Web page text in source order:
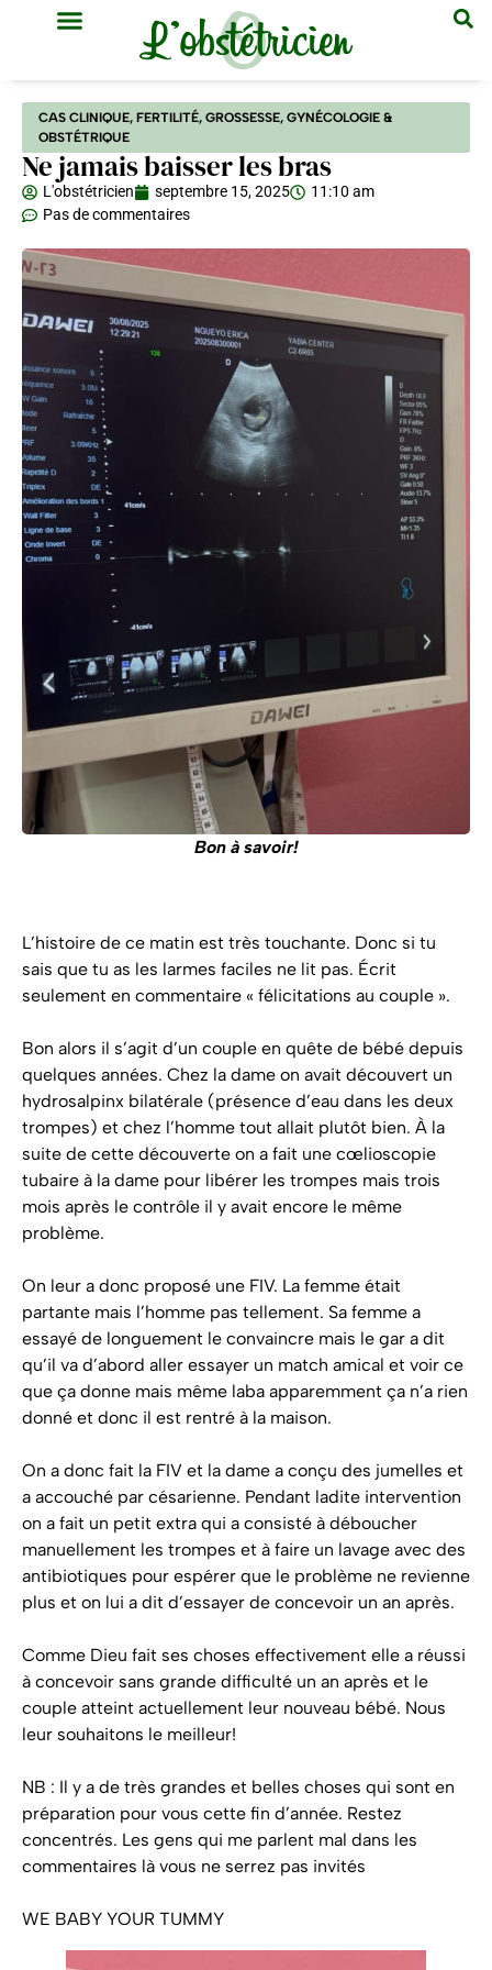
CAS CLINIQUE, FERTILITÉ, GROSSESSE, GYNÉCOLOGIE &
OBSTÉTRIQUE
Ne jamais baisser les bras
L'obstétricien septembre 15, 2025
11:10 am
Pas de commentaires
Bon à savoir!
L’histoire de ce matin est très touchante. Donc si tu
sais que tu as les larmes faciles ne lit pas. Écrit
seulement en commentaire « félicitations au couple ».
Bon alors il s’agit d’un couple en quête de bébé depuis
quelques années. Chez la dame on avait découvert un
hydrosalpinx bilatérale (présence d’eau dans les deux
trompes) et chez l’homme tout allait plutôt bien. À la
suite de cette découverte on a fait une cœlioscopie
tubaire à la dame pour libérer les trompes mais trois
mois après le contrôle il y avait encore le même
problème.
On leur a donc proposé une FIV. La femme était
partante mais l’homme pas tellement. Sa femme a
essayé de longuement le convaincre mais le gar a dit
qu’il va d’abord aller essayer un match amical et voir ce
que ça donne mais même laba apparemment ça n’a rien
donné et donc il est rentré à la maison.
On a donc fait la FIV et la dame a conçu des jumelles et
a accouché par césarienne. Pendant ladite intervention
on a fait un petit extra qui a consisté à déboucher
manuellement les trompes et à faire un lavage avec des
antibiotiques pour espérer que le problème ne revienne
plus et on lui a dit d’essayer de concevoir un an après.
Comme Dieu fait ses choses effectivement elle a réussi
à concevoir sans grande difficulté un an après et le
couple atteint actuellement leur nouveau bébé. Nous
leur souhaitons le meilleur!
NB : Il y a de très grandes et belles choses qui sont en
préparation pour vous cette fin d’année. Restez
concentrés. Les gens qui me parlent mal dans les
commentaires là vous ne serrez pas invités
WE BABY YOUR TUMMY